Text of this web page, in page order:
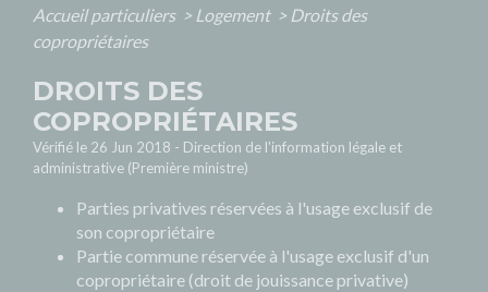
Accueil particuliers > Logement > Droits des
copropriétaires
DROITS DES
COPROPRIÉTAIRES
Vérifié le 26 Jun 2018 - Direction de l'information légale et
administrative (Première ministre)
Parties privatives réservées à l'usage exclusif de
son copropriétaire
Partie commune réservée à l'usage exclusif d'un
copropriétaire (droit de jouissance privative)